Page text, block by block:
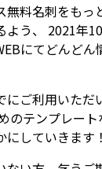
無料名刺をもっ
よう、 2021年
にてどんどん
にご利用いただ
のテンプレート
していきます！